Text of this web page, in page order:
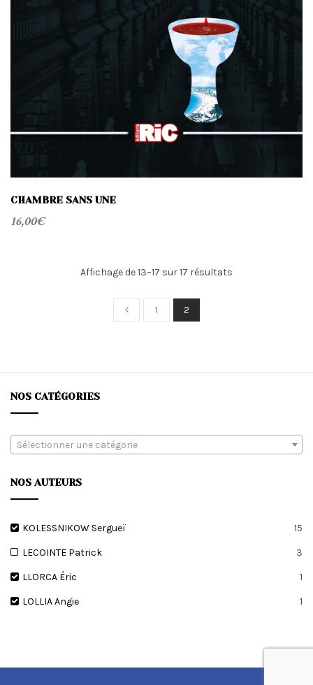
CHAMBRE SANS UNE
16,00€
Affichage de 13–17 sur 17 résultats
1 2
NOS CATÉGORIES
Sélectionner une catégorie
NOS AUTEURS
KOLESSNIKOW Sergueï 15
LECOINTE Patrick 3
LLORCA Éric 1
LOLLIA Angie 1